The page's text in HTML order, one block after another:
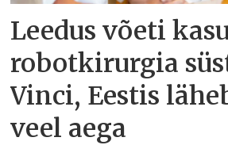
Leedus võeti
robotkirurgia
Vinci, Eestis
veel aega